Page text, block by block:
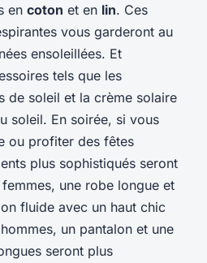
en coton et en lin. Ces
vous garderont au
ensoleillées. Et
tels que les
de soleil et la crème solaire
soleil. En soirée, si vous
ou profiter des fêtes
plus sophistiqués seront
une robe longue et
fluide avec un haut chic
un pantalon et une
seront plus